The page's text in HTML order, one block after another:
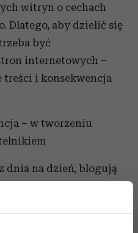
witryn o cechach
Dlatego, aby dzielić się
być
internetowych –
treści i konsekwencja
– w tworzeniu
dnia na dzień, blogują
Każdy pragnie